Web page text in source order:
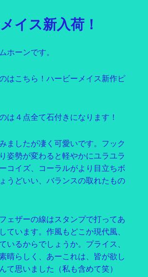
イス新入荷！
ホーンです。
はこちら！ハービーメイス新作ピ
は４点全て石付きになります！
ましたが凄く可愛いです。フック
姿勢が変わると軽やかにユラユラ
コイズ、コーラルがより目立ちボ
うどいい、バランスの取れたもの
ェザーの線はスタンプで打ってあ
ています。作風もどこか現代風、
いるからでしょうか。プライス、
晴らしく、あーこれは、皆が欲し
て思いました（私も含めて笑）